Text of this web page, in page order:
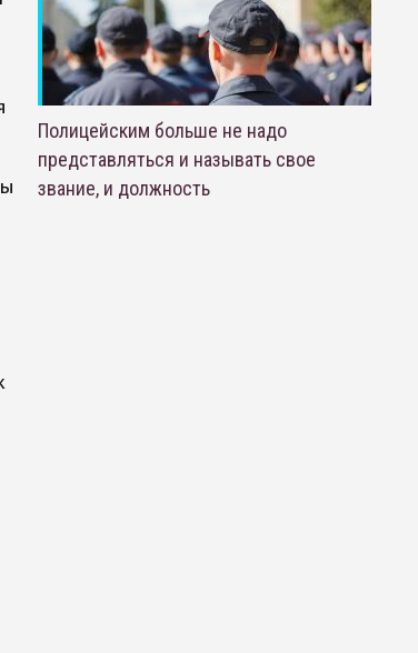
Полицейским больше не надо
представляться и называть свое
звание, и должность